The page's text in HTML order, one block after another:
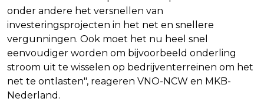
onder andere het versnellen van
investeringsprojecten in het net en snellere
vergunningen. Ook moet het nu heel snel
eenvoudiger worden om bijvoorbeeld onderling
stroom uit te wisselen op bedrijventerreinen om het
net te ontlasten", reageren VNO-NCW en MKB-
Nederland.